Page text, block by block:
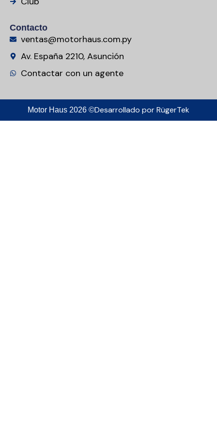
Contacto
ventas@motorhaus.com.py
Av. España 2210, Asunción
Contactar con un agente
Motor Haus 2026 ©Desarrollado porRügerTek